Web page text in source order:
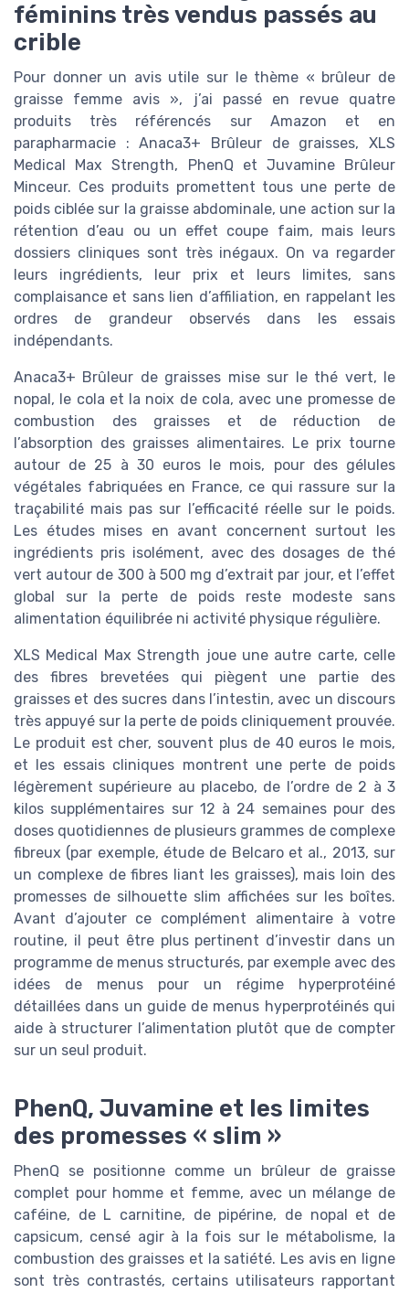
féminins très vendus passés au
crible
Pour donner un avis utile sur le thème « brûleur de
graisse femme avis », j’ai passé en revue quatre
produits très référencés sur Amazon et en
parapharmacie : Anaca3+ Brûleur de graisses, XLS
Medical Max Strength, PhenQ et Juvamine Brûleur
Minceur. Ces produits promettent tous une perte de
poids ciblée sur la graisse abdominale, une action sur la
rétention d’eau ou un effet coupe faim, mais leurs
dossiers cliniques sont très inégaux. On va regarder
leurs ingrédients, leur prix et leurs limites, sans
complaisance et sans lien d’affiliation, en rappelant les
ordres de grandeur observés dans les essais
indépendants.
Anaca3+ Brûleur de graisses mise sur le thé vert, le
nopal, le cola et la noix de cola, avec une promesse de
combustion des graisses et de réduction de
l’absorption des graisses alimentaires. Le prix tourne
autour de 25 à 30 euros le mois, pour des gélules
végétales fabriquées en France, ce qui rassure sur la
traçabilité mais pas sur l’efficacité réelle sur le poids.
Les études mises en avant concernent surtout les
ingrédients pris isolément, avec des dosages de thé
vert autour de 300 à 500 mg d’extrait par jour, et l’effet
global sur la perte de poids reste modeste sans
alimentation équilibrée ni activité physique régulière.
XLS Medical Max Strength joue une autre carte, celle
des fibres brevetées qui piègent une partie des
graisses et des sucres dans l’intestin, avec un discours
très appuyé sur la perte de poids cliniquement prouvée.
Le produit est cher, souvent plus de 40 euros le mois,
et les essais cliniques montrent une perte de poids
légèrement supérieure au placebo, de l’ordre de 2 à 3
kilos supplémentaires sur 12 à 24 semaines pour des
doses quotidiennes de plusieurs grammes de complexe
fibreux (par exemple, étude de Belcaro et al., 2013, sur
un complexe de fibres liant les graisses), mais loin des
promesses de silhouette slim affichées sur les boîtes.
Avant d’ajouter ce complément alimentaire à votre
routine, il peut être plus pertinent d’investir dans un
programme de menus structurés, par exemple avec des
idées de menus pour un régime hyperprotéiné
détaillées dans un guide de menus hyperprotéinés qui
aide à structurer l’alimentation plutôt que de compter
sur un seul produit.
PhenQ, Juvamine et les limites
des promesses « slim »
PhenQ se positionne comme un brûleur de graisse
complet pour homme et femme, avec un mélange de
caféine, de L carnitine, de pipérine, de nopal et de
capsicum, censé agir à la fois sur le métabolisme, la
combustion des graisses et la satiété. Les avis en ligne
sont très contrastés, certains utilisateurs rapportant